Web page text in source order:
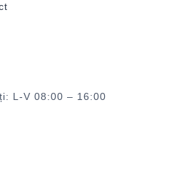
L-V 08:00 – 16:00